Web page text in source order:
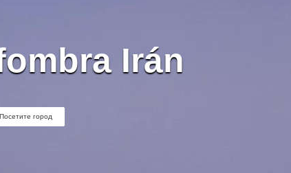
Irán
Посетите город